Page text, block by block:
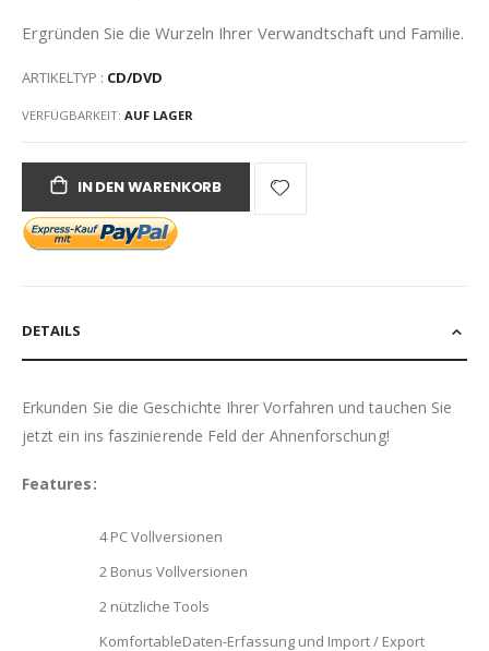
Ergründen Sie die Wurzeln Ihrer Verwandtschaft und Familie.
ARTIKELTYP : CD/DVD
VERFÜGBARKEIT: AUF LAGER
IN DEN WARENKORB
DETAILS
Erkunden Sie die Geschichte Ihrer Vorfahren und tauchen Sie
jetzt ein ins faszinierende Feld der Ahnenforschung!
Features:
4 PC Vollversionen
2 Bonus Vollversionen
2 nützliche Tools
KomfortableDaten-Erfassung und Import / Export